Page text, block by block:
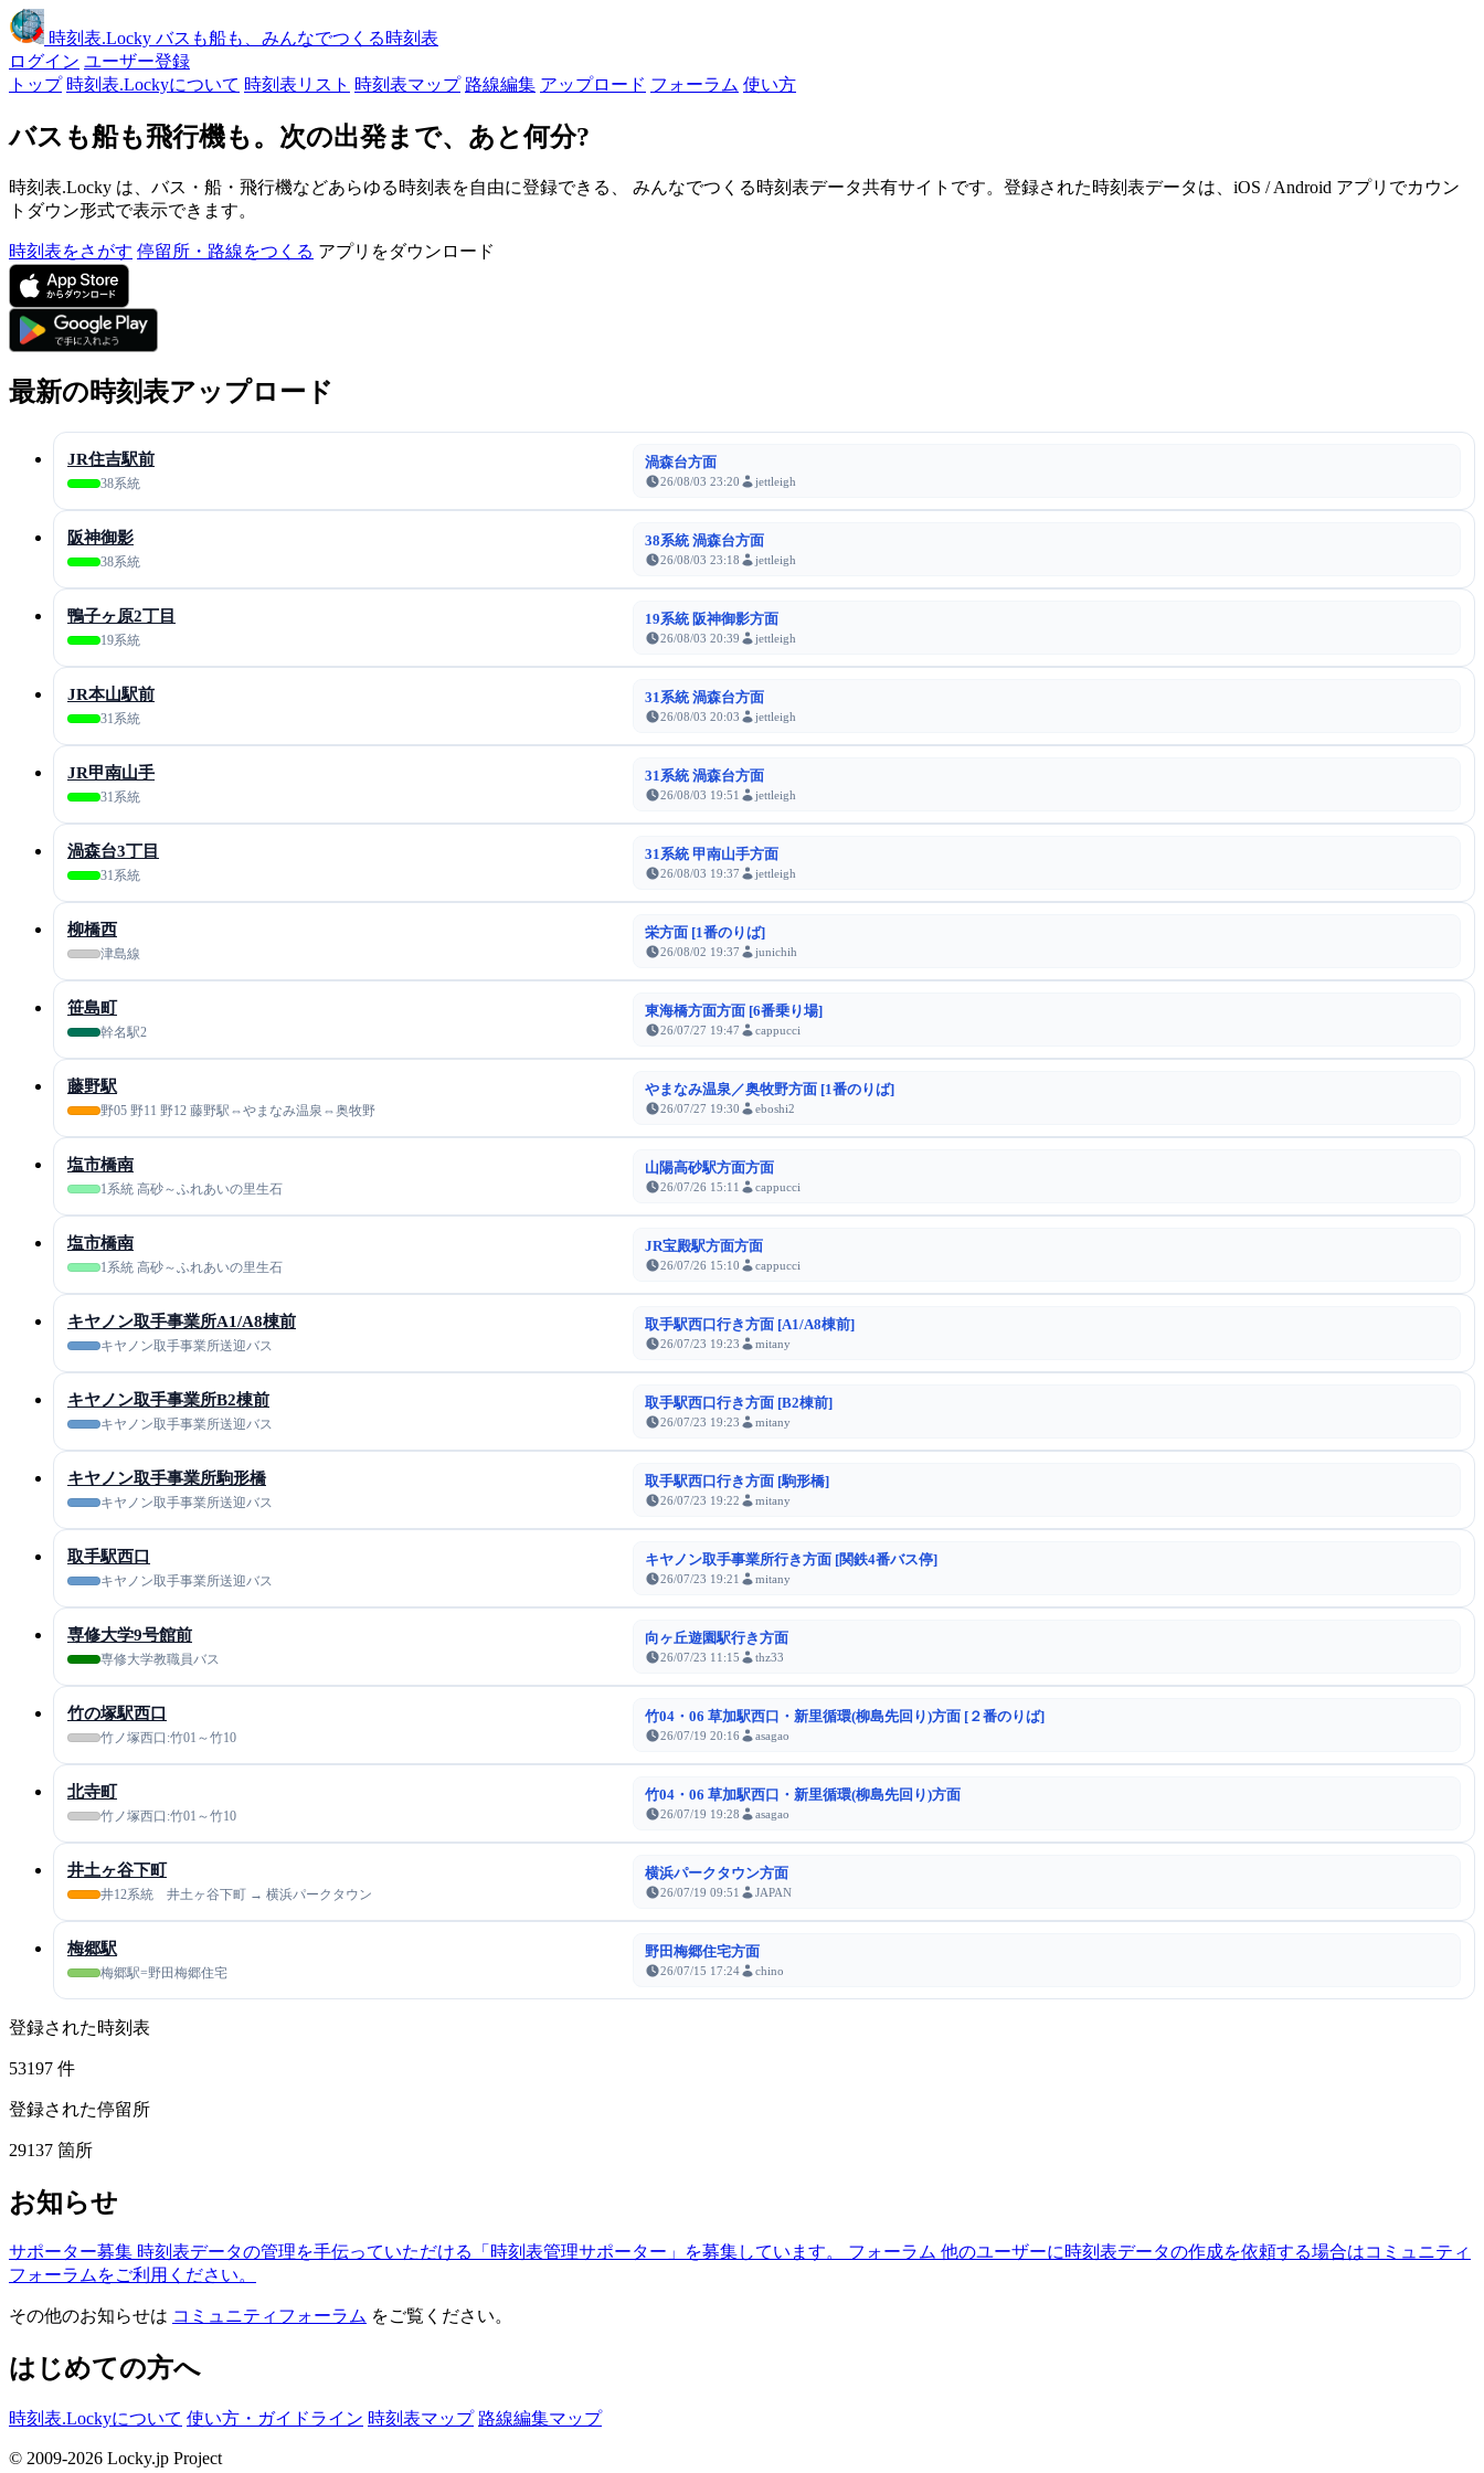
時刻表.Locky バスも船も、みんなでつくる時刻表
ログイン ユーザー登録
トップ 時刻表.Lockyについて 時刻表リスト 時刻表マップ 路線編集 アップロード フォーラム 使い方
バスも船も飛行機も。次の出発まで、あと何分?
時刻表.Locky は、バス・船・飛行機などあらゆる時刻表を自由に登録できる、 みんなでつくる時刻表データ共有サイトです。登録された時刻表データは、iOS / Android アプリでカウン
トダウン形式で表示できます。
時刻表をさがす 停留所・路線をつくる アプリをダウンロード
最新の時刻表アップロード
JR住吉駅前
38系統
渦森台方面
26/08/03 23:20 jettleigh
阪神御影
38系統
38系統 渦森台方面
26/08/03 23:18 jettleigh
鴨子ヶ原2丁目
19系統
19系統 阪神御影方面
26/08/03 20:39 jettleigh
JR本山駅前
31系統
31系統 渦森台方面
26/08/03 20:03 jettleigh
JR甲南山手
31系統
31系統 渦森台方面
26/08/03 19:51 jettleigh
渦森台3丁目
31系統
31系統 甲南山手方面
26/08/03 19:37 jettleigh
柳橋西
津島線
栄方面 [1番のりば]
26/08/02 19:37 junichih
笹島町
幹名駅2
東海橋方面方面 [6番乗り場]
26/07/27 19:47 cappucci
藤野駅
野05 野11 野12 藤野駅⇔やまなみ温泉⇔奥牧野
やまなみ温泉／奥牧野方面 [1番のりば]
26/07/27 19:30 eboshi2
塩市橋南
1系統 高砂～ふれあいの里生石
山陽高砂駅方面方面
26/07/26 15:11 cappucci
塩市橋南
1系統 高砂～ふれあいの里生石
JR宝殿駅方面方面
26/07/26 15:10 cappucci
キヤノン取手事業所A1/A8棟前
キヤノン取手事業所送迎バス
取手駅西口行き方面 [A1/A8棟前]
26/07/23 19:23 mitany
キヤノン取手事業所B2棟前
キヤノン取手事業所送迎バス
取手駅西口行き方面 [B2棟前]
26/07/23 19:23 mitany
キヤノン取手事業所駒形橋
キヤノン取手事業所送迎バス
取手駅西口行き方面 [駒形橋]
26/07/23 19:22 mitany
取手駅西口
キヤノン取手事業所送迎バス
キヤノン取手事業所行き方面 [関鉄4番バス停]
26/07/23 19:21 mitany
専修大学9号館前
専修大学教職員バス
向ヶ丘遊園駅行き方面
26/07/23 11:15 thz33
竹の塚駅西口
竹ノ塚西口:竹01～竹10
竹04・06 草加駅西口・新里循環(柳島先回り)方面 [２番のりば]
26/07/19 20:16 asagao
北寺町
竹ノ塚西口:竹01～竹10
竹04・06 草加駅西口・新里循環(柳島先回り)方面
26/07/19 19:28 asagao
井土ヶ谷下町
井12系統 井土ヶ谷下町 → 横浜パークタウン
横浜パークタウン方面
26/07/19 09:51 JAPAN
梅郷駅
梅郷駅=野田梅郷住宅
野田梅郷住宅方面
26/07/15 17:24 chino
登録された時刻表
53197 件
登録された停留所
29137 箇所
お知らせ
サポーター募集 時刻表データの管理を手伝っていただける「時刻表管理サポーター」を募集しています。 フォーラム 他のユーザーに時刻表データの作成を依頼する場合はコミュニティ
フォーラムをご利用ください。
その他のお知らせは コミュニティフォーラム をご覧ください。
はじめての方へ
時刻表.Lockyについて 使い方・ガイドライン 時刻表マップ 路線編集マップ
© 2009-2026 Locky.jp Project